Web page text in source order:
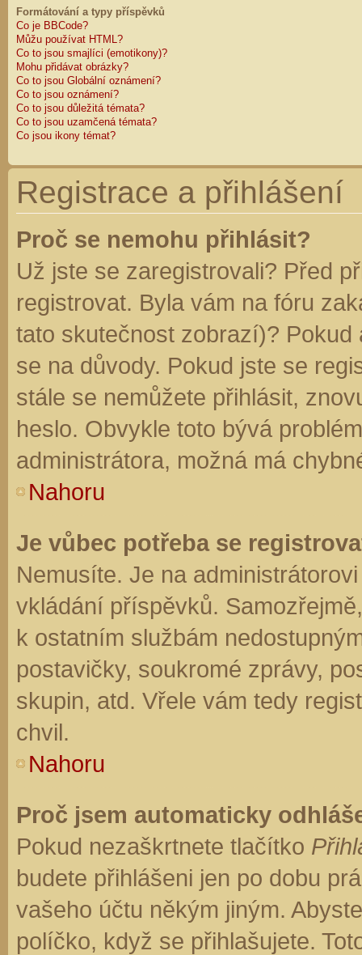
Formátování a typy příspěvků
Co je BBCode?
Můžu používat HTML?
Co to jsou smajlíci (emotikony)?
Mohu přidávat obrázky?
Co to jsou Globální oznámení?
Co to jsou oznámení?
Co to jsou důležitá témata?
Co to jsou uzamčená témata?
Co jsou ikony témat?
Registrace a přihlášení
Proč se nemohu přihlásit?
Už jste se zaregistrovali? Před
registrovat. Byla vám na fóru
tato skutečnost zobrazí)?
se na důvody. Pokud jste se
stále se nemůžete přihlásit,
heslo. Obvykle toto bývá
administrátora, možná má
Nahoru
Je vůbec potřeba se
Nemusíte. Je na
vkládání příspěvků.
k ostatním službám
postavičky, soukromé zprávy,
skupin, atd. Vřele vám tedy
chvil.
Nahoru
Proč jsem automaticky
Pokud nezaškrtnete tlačítko
budete přihlášeni jen po dobu
vašeho účtu někým jiným.
políčko, když se přihlašujete.